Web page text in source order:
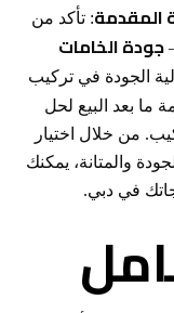
المقدمة: تأكد من
جودة الخامات
الجودة في تركيب
ما بعد البيع لحل
من خلال اختيار
والمتانة، يمكنك
في دبي.